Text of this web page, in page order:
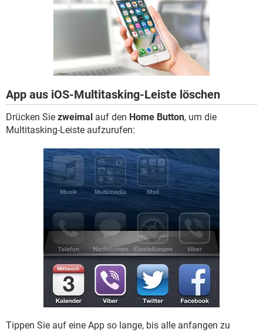
App aus iOS-Multitasking-Leiste löschen
Drücken Sie zweimal auf den Home Button, um die
Multitasking-Leiste aufzurufen:
Tippen Sie auf eine App so lange, bis alle anfangen zu